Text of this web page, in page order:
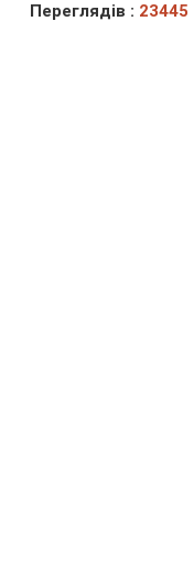
Переглядів : 23445